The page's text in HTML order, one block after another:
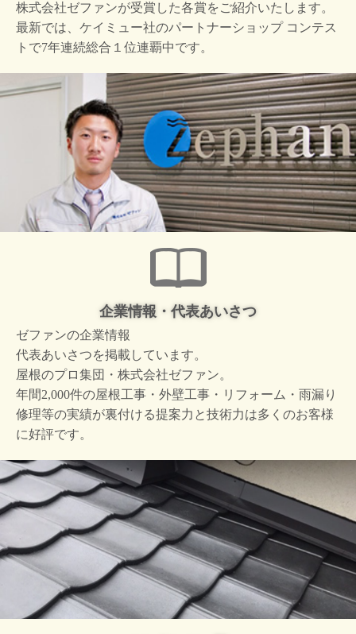
株式会社ゼファンが受賞した各賞をご紹介いたします。
最新では、ケイミュー社のパートナーショップ コンテス
トで7年連続総合１位連覇中です。
企業情報・代表あいさつ
ゼファンの企業情報
代表あいさつを掲載しています。
屋根のプロ集団・株式会社ゼファン。
年間2,000件の屋根工事・外壁工事・リフォーム・雨漏り
修理等の実績が裏付ける提案力と技術力は多くのお客様
に好評です。